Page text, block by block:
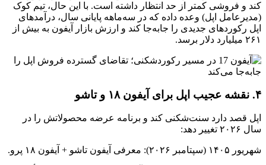
کند و فروشی کمتر از حد انتظار داشته است. با این حال، تیم کوک
(مدیرعامل اپل) وعده داده که در سه‌ماهه پایانی سال، درآمدهای
اپل رکوردهای جدیدی را جابه‌جا کند و ارزش بازار آیفون به بیش از
۲۶۱ میلیارد دلار برسد.
۴. نقشه عجیب اپل برای آیفون ۱۸ و تاشو
اپل قصد دارد سنت‌شکنی کند و برنامه عرضه محصولاتش را در
سال ۲۰۲۶ تغییر دهد:
شهریور ۱۴۰۵ (سپتامبر ۲۰۲۶): معرفی آیفون تاشو + آیفون ۱۸ پرو.